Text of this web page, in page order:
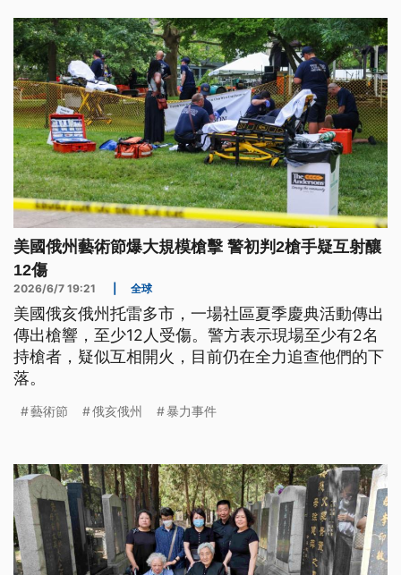
美國俄州藝術節爆大規模槍擊 警初判2槍手疑互射釀
12傷
2026/6/7 19:21 全球
美國俄亥俄州托雷多市，一場社區夏季慶典活動傳出
傳出槍響，至少12人受傷。警方表示現場至少有2名
持槍者，疑似互相開火，目前仍在全力追查他們的下
落。
藝術節 俄亥俄州 暴力事件